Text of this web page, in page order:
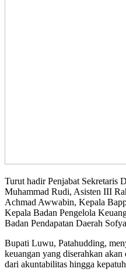
Turut hadir Penjabat Sekretaris
Muhammad Rudi, Asisten III
Achmad Awwabin, Kepala
Kepala Badan Pengelola
Badan Pendapatan Daerah
Bupati Luwu, Patahudding,
keuangan yang diserahkan
dari akuntabilitas hingga